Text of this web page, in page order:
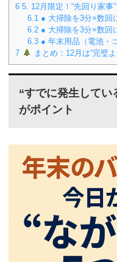
6 5. 12月限定！“先回り家事
6.1 ● 大掃除を3分×数回
6.2 ● 大掃除を3分×数回
6.3 ● 年末用品（電池・
7
まとめ：12月は“完璧
“すでに発生してい
がポイント